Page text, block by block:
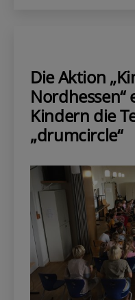
Die Aktion
Nordhessen“
Kindern die
„drumcircle“